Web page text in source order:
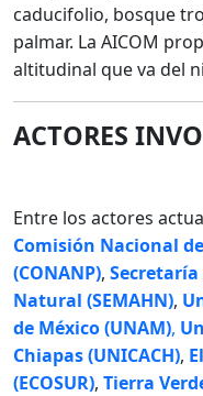
caducifolio, bosque
palmar. La AICOM
altitudinal que va del
ACTORES
Entre los actores
Comisión Nacional
(CONANP),
Natural (SEMAHN),
de México (UNAM),
Chiapas (UNICACH),
(ECOSUR), Tierra